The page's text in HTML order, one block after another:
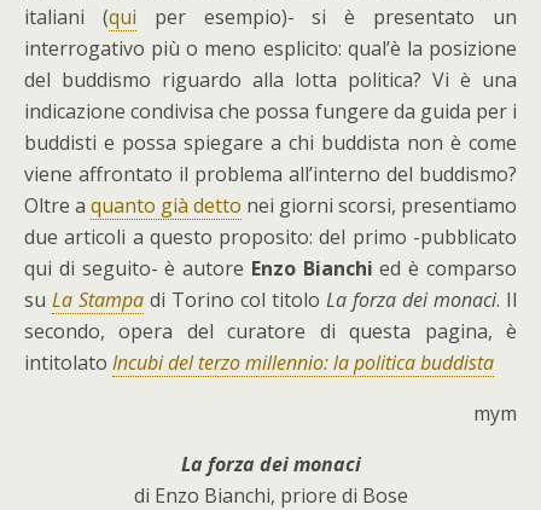
italiani (qui per esempio)- si è presentato un
interrogativo più o meno esplicito: qual’è la posizione
del buddismo riguardo alla lotta politica? Vi è una
indicazione condivisa che possa fungere da guida per i
buddisti e possa spiegare a chi buddista non è come
viene affrontato il problema all’interno del buddismo?
Oltre a quanto già detto nei giorni scorsi, presentiamo
due articoli a questo proposito: del primo -pubblicato
qui di seguito- è autore Enzo Bianchi ed è comparso
su La Stampa di Torino col titolo La forza dei monaci. Il
secondo, opera del curatore di questa pagina, è
intitolato Incubi del terzo millennio: la politica buddista
mym
La forza dei monaci
di Enzo Bianchi, priore di Bose